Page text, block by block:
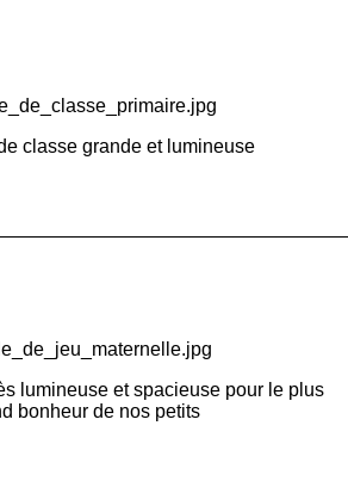
classe grande et lumineuse
lumineuse et spacieuse pour le plus
bonheur de nos petits